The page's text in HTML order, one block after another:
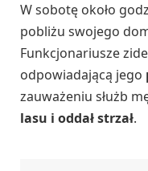
W sobotę około
pobliżu swojego
Funkcjonariusze
odpowiadającą jego
zauważeniu służb
lasu i oddał strzał.